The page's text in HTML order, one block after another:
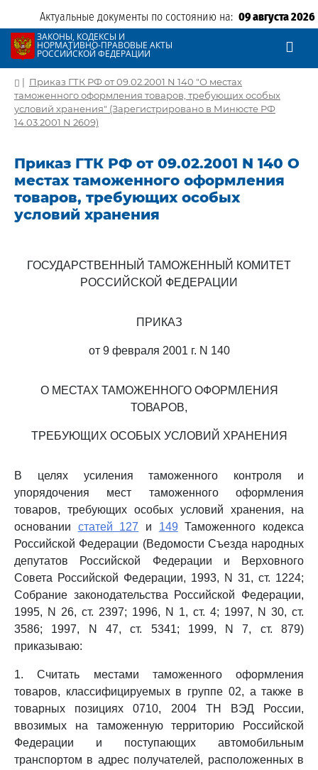
Актуальные документы по состоянию на: 09 августа 2026
ЗАКОНЫ, КОДЕКСЫ И
НОРМАТИВНО-ПРАВОВЫЕ АКТЫ
РОССИЙСКОЙ ФЕДЕРАЦИИ
| Приказ ГТК РФ от 09.02.2001 N 140 "О местах
таможенного оформления товаров, требующих особых
условий хранения" (Зарегистрировано в Минюсте РФ
14.03.2001 N 2609)
Приказ ГТК РФ от 09.02.2001 N 140 О
местах таможенного оформления
товаров, требующих особых
условий хранения
ГОСУДАРСТВЕННЫЙ ТАМОЖЕННЫЙ КОМИТЕТ
РОССИЙСКОЙ ФЕДЕРАЦИИ
ПРИКАЗ
от 9 февраля 2001 г. N 140
О МЕСТАХ ТАМОЖЕННОГО ОФОРМЛЕНИЯ
ТОВАРОВ,
ТРЕБУЮЩИХ ОСОБЫХ УСЛОВИЙ ХРАНЕНИЯ
В целях усиления таможенного контроля и
упорядочения мест таможенного оформления
товаров, требующих особых условий хранения, на
основании статей 127 и 149 Таможенного кодекса
Российской Федерации (Ведомости Съезда народных
депутатов Российской Федерации и Верховного
Совета Российской Федерации, 1993, N 31, ст. 1224;
Собрание законодательства Российской Федерации,
1995, N 26, ст. 2397; 1996, N 1, ст. 4; 1997, N 30, ст.
3586; 1997, N 47, ст. 5341; 1999, N 7, ст. 879)
приказываю:
1. Считать местами таможенного оформления
товаров, классифицируемых в группе 02, а также в
товарных позициях 0710, 2004 ТН ВЭД России,
ввозимых на таможенную территорию Российской
Федерации и поступающих автомобильным
транспортом в адрес получателей, расположенных в